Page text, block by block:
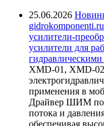
25.06.2026
усилители-
усилители для
XMD-01, XMD-
применения в
Драйвер ШИМ
потока и
обеспечивая